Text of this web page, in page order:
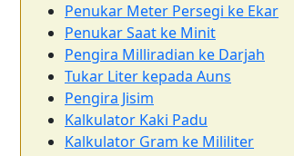
Penukar Meter Persegi ke Ekar
Penukar Saat ke Minit
Pengira Milliradian ke Darjah
Tukar Liter kepada Auns
Pengira Jisim
Kalkulator Kaki Padu
Kalkulator Gram ke Mililiter